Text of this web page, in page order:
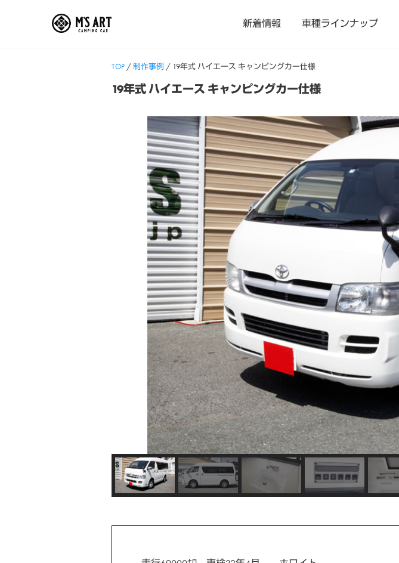
新着情報 車種ラインナップ
TOP /制作事例 / 19年式 ハイエース キャンピングカー仕様
19年式 ハイエース キャンピングカー仕様